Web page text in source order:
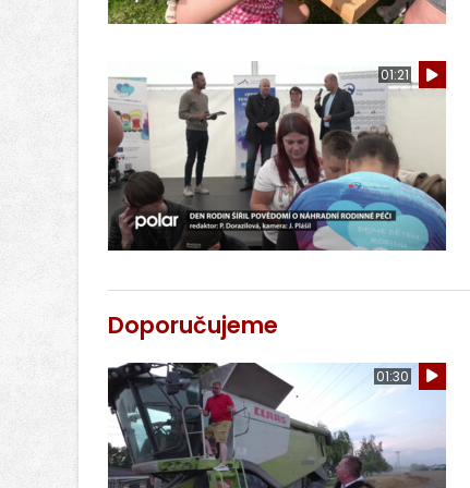
01:21
Doporučujeme
01:30